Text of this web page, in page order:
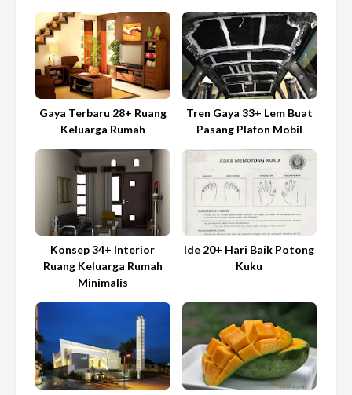
Gaya Terbaru 28+ Ruang
Keluarga Rumah
Tren Gaya 33+ Lem Buat
Pasang Plafon Mobil
Konsep 34+ Interior
Ruang Keluarga Rumah
Minimalis
Ide 20+ Hari Baik Potong
Kuku